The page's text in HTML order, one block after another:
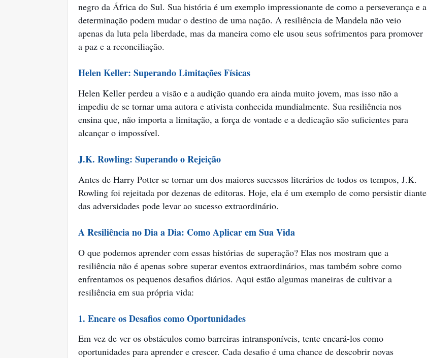
negro da África do Sul. Sua história é um exemplo impressionante de como a perseverança e a
determinação podem mudar o destino de uma nação. A resiliência de Mandela não veio
apenas da luta pela liberdade, mas da maneira como ele usou seus sofrimentos para promover
a paz e a reconciliação.
Helen Keller: Superando Limitações Físicas
Helen Keller perdeu a visão e a audição quando era ainda muito jovem, mas isso não a
impediu de se tornar uma autora e ativista conhecida mundialmente. Sua resiliência nos
ensina que, não importa a limitação, a força de vontade e a dedicação são suficientes para
alcançar o impossível.
J.K. Rowling: Superando o Rejeição
Antes de Harry Potter se tornar um dos maiores sucessos literários de todos os tempos, J.K.
Rowling foi rejeitada por dezenas de editoras. Hoje, ela é um exemplo de como persistir diante
das adversidades pode levar ao sucesso extraordinário.
A Resiliência no Dia a Dia: Como Aplicar em Sua Vida
O que podemos aprender com essas histórias de superação? Elas nos mostram que a
resiliência não é apenas sobre superar eventos extraordinários, mas também sobre como
enfrentamos os pequenos desafios diários. Aqui estão algumas maneiras de cultivar a
resiliência em sua própria vida:
1. Encare os Desafios como Oportunidades
Em vez de ver os obstáculos como barreiras intransponíveis, tente encará-los como
oportunidades para aprender e crescer. Cada desafio é uma chance de descobrir novas